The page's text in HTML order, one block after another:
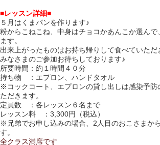
■レッスン詳細■
５ 月はくまパンを作ります♪
粉からこねこね、中身はチョコかあんこか選ん
ます。
出来上がったものはお持ち帰りして食べていただ
みなさまのご参加お待ちしております♪
所要時間：約１時間４０分
持ち物 ：エプロン、ハンドタオル
※コックコート、エプロンの貸し出しは感染予防
ただきます。
定員数 ：各レッスン６名まで
レッスン料 ：3,300円（税込）
※兄弟でお申し込みの場合、2人目のおこさまか
す。
全クラス満席です